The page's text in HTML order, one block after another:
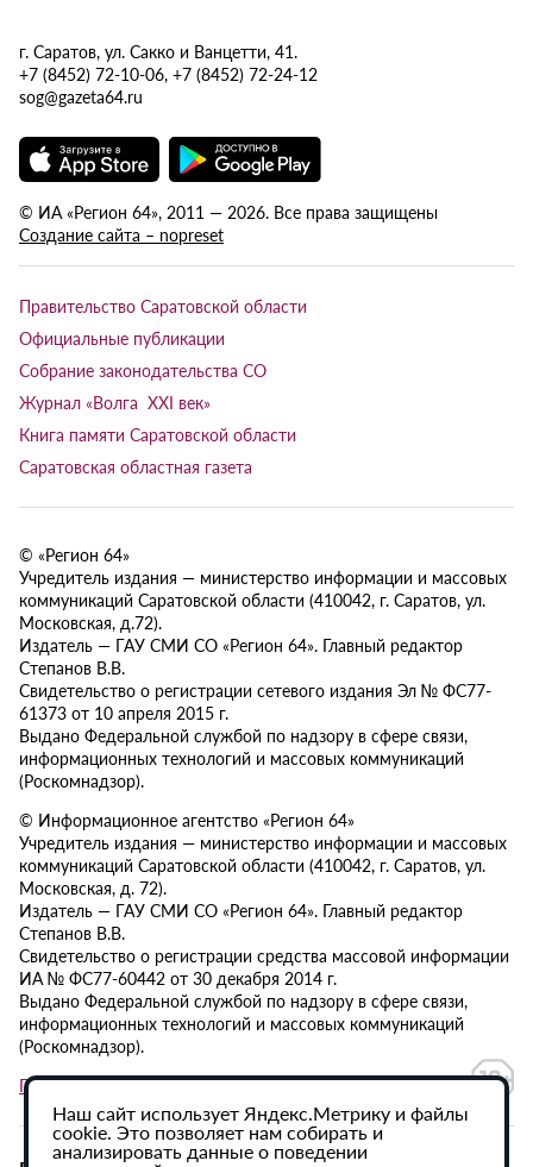
г. Саратов, ул. Сакко и Ванцетти, 41.
+7 (8452) 72-10-06, +7 (8452) 72-24-12
sog@gazeta64.ru
© ИА «Регион 64», 2011 — 2026. Все права защищены
Создание сайта – nopreset
Правительство Саратовской области
Официальные публикации
Собрание законодательства СО
Журнал «Волга XXI век»
Книга памяти Саратовской области
Саратовская областная газета
© «Регион 64»
Учредитель издания — министерство информации и массовых
коммуникаций Саратовской области (410042, г. Саратов, ул.
Московская, д.72).
Издатель — ГАУ СМИ СО «Регион 64». Главный редактор
Степанов В.В.
Свидетельство о регистрации сетевого издания Эл № ФС77-
61373 от 10 апреля 2015 г.
Выдано Федеральной службой по надзору в сфере связи,
информационных технологий и массовых коммуникаций
(Роскомнадзор).
© Информационное агентство «Регион 64»
Учредитель издания — министерство информации и массовых
коммуникаций Саратовской области (410042, г. Саратов, ул.
Московская, д. 72).
Издатель — ГАУ СМИ СО «Регион 64». Главный редактор
Степанов В.В.
Свидетельство о регистрации средства массовой информации
ИА № ФС77-60442 от 30 декабря 2014 г.
Выдано Федеральной службой по надзору в сфере связи,
информационных технологий и массовых коммуникаций
(Роскомнадзор).
Политика в отношении обработки персональных данных
Наш сайт использует Яндекс.Метрику и файлы
cookie. Это позволяет нам собирать и
анализировать данные о поведении